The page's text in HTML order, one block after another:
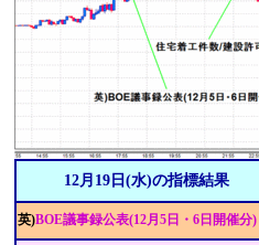
12月19日(水)の指標結果
英)BOE議事録公表(12月5日・6日開催分)